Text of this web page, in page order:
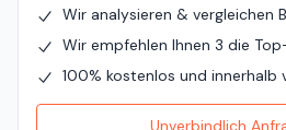
Wir analysieren & vergleichen
Wir empfehlen Ihnen 3 die
100% kostenlos und innerhalb
Unverbindlich